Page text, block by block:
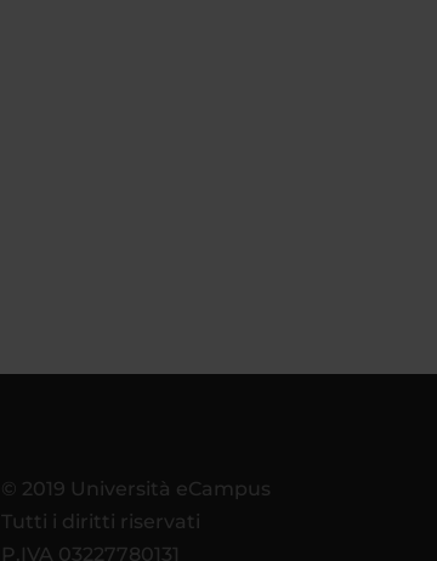
© 2019 Università eCampus
Tutti i diritti riservati
P.IVA 03227780131